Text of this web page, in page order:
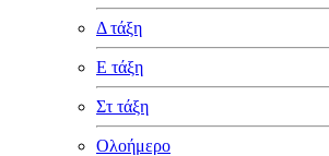
Δ τάξη
Ε τάξη
Στ τάξη
Ολοήμερο